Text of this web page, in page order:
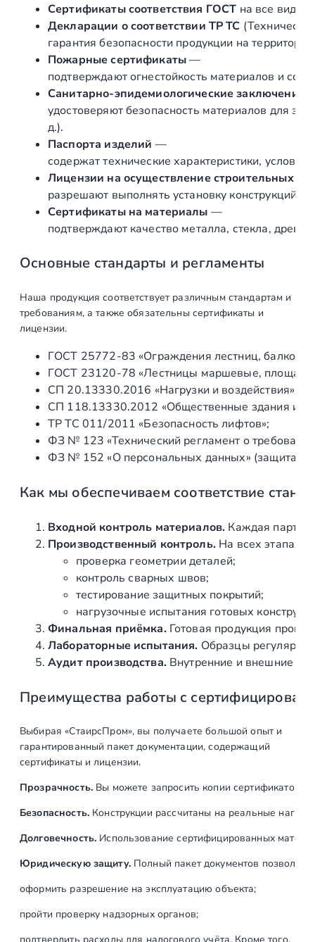
е
ы
л
я
п
е
р
е
р
д
о
Д
L
3
0
0
м
Сертификаты соответствия ГОСТ на все виды
Декларации о соответствии ТР ТС
гарантия безопасности продукции на
Пожарные сертификаты—
подтверждают огнестойкость материалов и
Санитарно‑эпидемиологические заключения
удостоверяют безопасность материалов для
д.).
Паспорта изделий —
содержат технические характеристики,
Лицензии на осуществление строительных и
разрешают выполнять установку конструкций
Сертификаты на материалы —
подтверждают качество металла, стекла,
Основные стандарты и регламенты
Наша продукция соответствует различным стандартам и
требованиям, а также обязательны сертификаты и
лицензии.
ГОСТ 25772‑83 «Ограждения лестниц,
ГОСТ 23120‑78 «Лестницы маршевые,
СП 20.13330.2016 «Нагрузки и воздействия»
СП 118.13330.2012 «Общественные здания и
ТР ТС 011/2011 «Безопасность лифтов»;
ФЗ № 123 «Технический регламент о
ФЗ № 152 «О персональных данных» (защита
Как мы обеспечиваем соответствие
Входной контроль материалов. Каждая партия
Производственный контроль.На всех этапах
проверка геометрии деталей;
контроль сварных швов;
тестирование защитных покрытий;
нагрузочные испытания готовых
Финальная приёмка.Готовая продукция
Лабораторные испытания. Образцы регулярно
Аудит производства.Внутренние и внешние
Преимущества работы с
Выбирая «СтаирсПром», вы получаете большой опыт и
гарантированный пакет документации, содержащий
сертификаты и лицензии.
Прозрачность.Вы можете запросить копии сертификатов
Безопасность.Конструкции рассчитаны на реальные
Долговечность. Использование сертифицированных
Юридическую защиту.Полный пакет документов позволяет:
оформить разрешение на эксплуатацию объекта;
пройти проверку надзорных органов;